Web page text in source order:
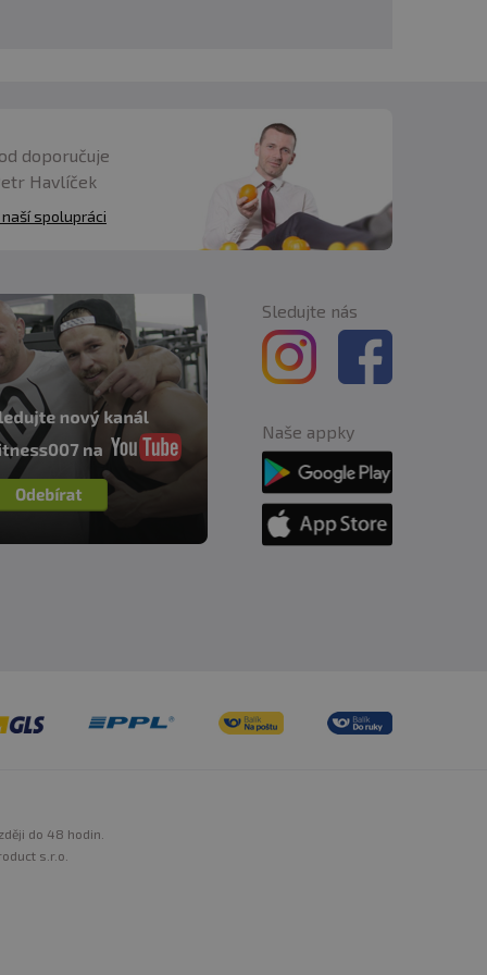
doporučuje
Havlíček
naší spolupráci
Sledujte nás
Naše appky
do 48 hodin.
s.r.o.